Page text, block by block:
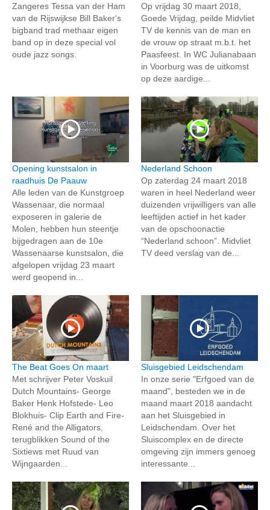
Zangeres Tessa van der Ham
van de Rijswijkse Bill Baker's
bigband trad methaar eigen
band op in deze special vol
oude jazz songs.
Op vrijdag 30 maart 2018,
Goede Vrijdag, peilde Midvliet
TV de kennis van de man en
de vrouw op straat m.b.t. het
Paasfeest. In WC Julianabaan
in Voorburg was de uitkomst
op deze aardige...
Opening kunstsalon in
raadhuis De Paauw
Alle leden van de Kunstgroep
Wassenaar, die normaal
exposeren in galerie de
Molen, hebben hun steentje
bijgedragen aan de 10e
Wassenaarse kunstsalon, die
afgelopen vrijdag 23 maart
werd geopend in...
Nederland Schoon
Op zaterdag 24 maart 2018
waren in heel Nederland weer
duizenden vrijwilligers van alle
leeftijden actief in het kader
van de opschoonactie
“Nederland schoon”. Midvliet
TV deed verslag van de...
The Beat Goes On maart
Met schrijver Peter Voskuil
Dutch Mountains- George
Baker Henk Hofstede- Leo
Blokhuis- Clip Earth and Fire-
René and the Alligators,
terugblikken Sound of the
Sixtiews met Ruud van
Wijngaarden...
Sluisgebied Leidschendam
In onze serie "Erfgoed van de
maand", besteden we in de
maand maart 2018 aandacht
aan het Sluisgebied in
Leidschendam. Over het
Sluiscomplex en de directe
omgeving zijn immers genoeg
interessante...